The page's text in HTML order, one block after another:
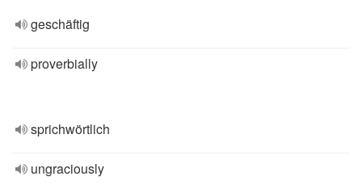
geschäftig
proverbially
sprichwörtlich
ungraciously